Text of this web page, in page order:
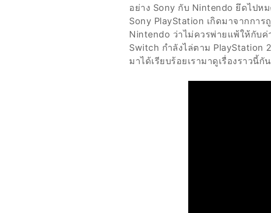
อย่าง Sony กับ Nintendo ยึดไปห
Sony PlayStation เกิดมาจากกา
Nintendo ว่าไม่ควรพ่ายแพ้ให้กับค่
Switch กำลังไล่ตาม PlayStation
มาได้เรียบร้อยเรามาดูเรื่องราวนี้กัน